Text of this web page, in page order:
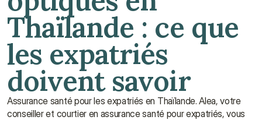
Thaïlande : ce que
les expatriés
doivent savoir
Assurance santé pour les expatriés en Thaïlande. Alea, votre
conseiller et courtier en assurance santé pour expatriés, vous